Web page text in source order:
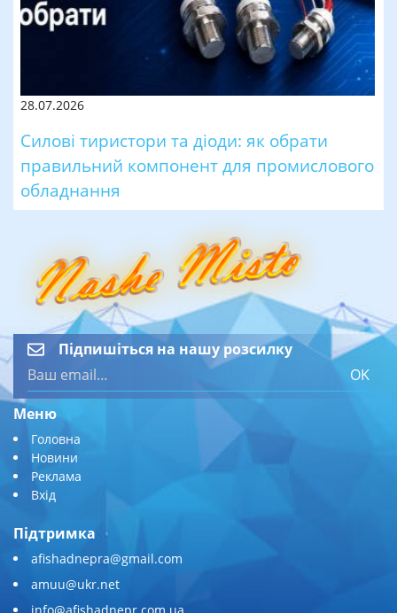
28.07.2026
Силові тиристори та діоди: як обрати
правильний компонент для промислового
обладнання
Підпишіться на нашу розсилку
OK
Меню
Головна
Новини
Реклама
Вхід
Підтримка
afishadnepra@gmail.com
amuu@ukr.net